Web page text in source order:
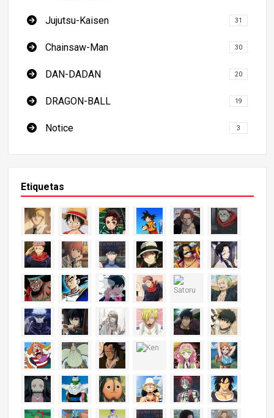
Jujutsu-Kaisen 31
Chainsaw-Man 30
DAN-DADAN 20
DRAGON-BALL 19
Notice 3
Etiquetas